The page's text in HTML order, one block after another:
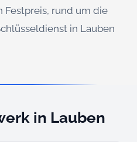
rund um die
in Lauben
in Lauben